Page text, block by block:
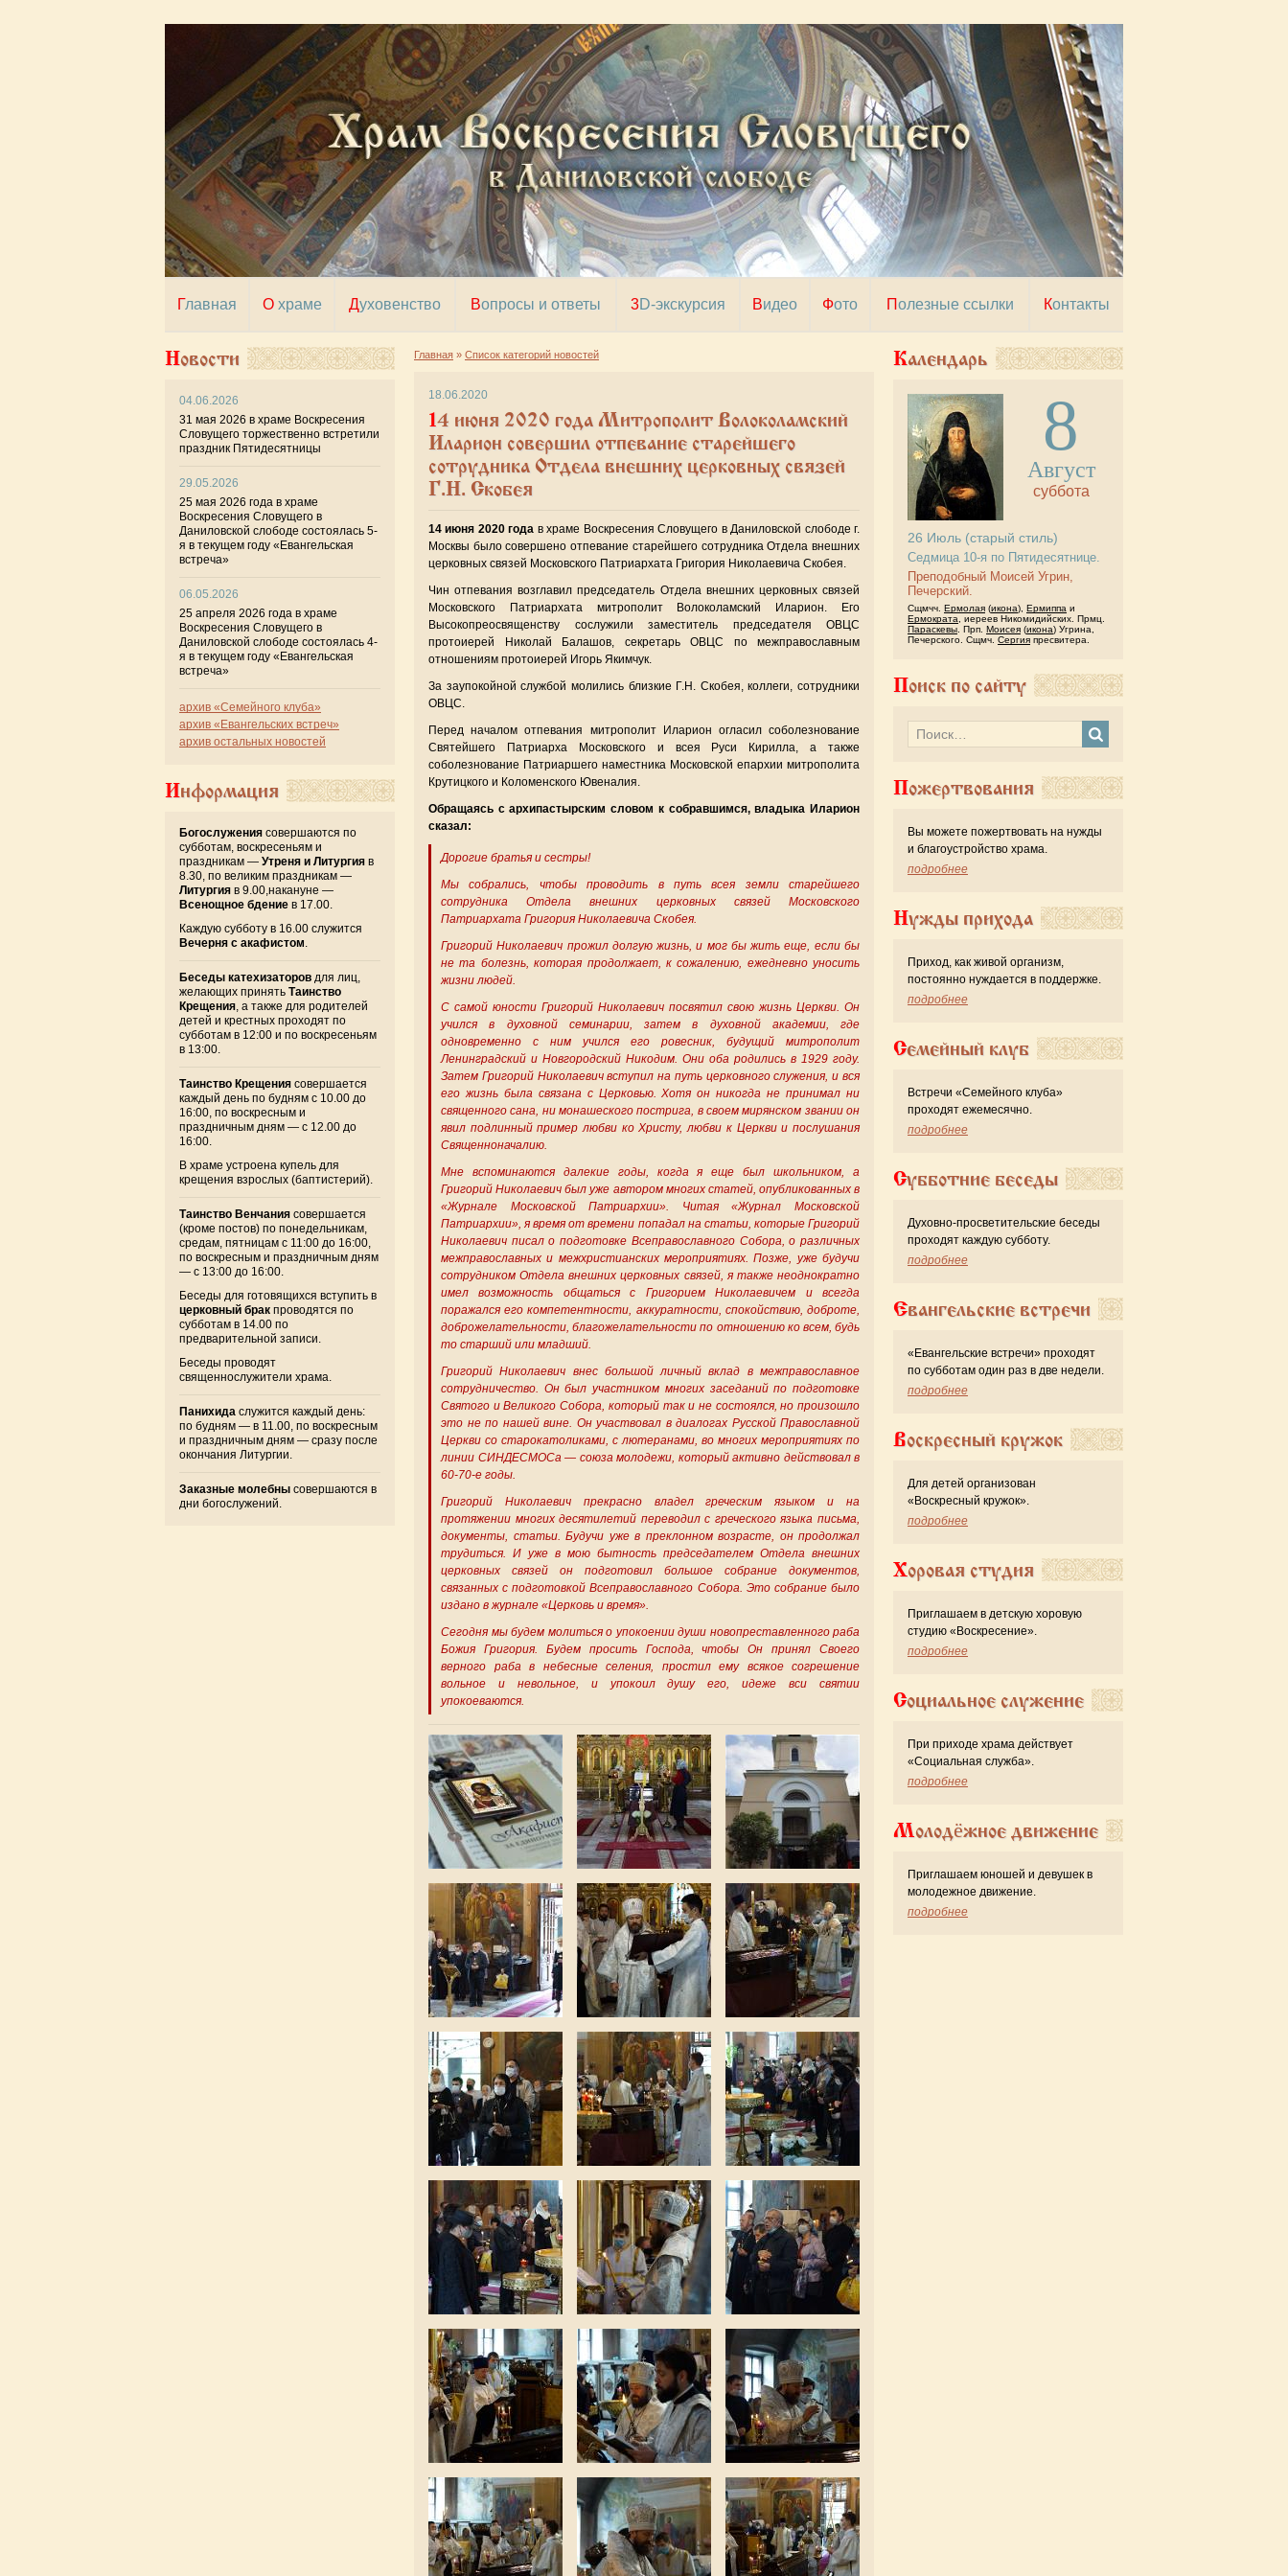
Главная О храме Духовенство Вопросы и ответы 3D-экскурсия Видео Фото Полезные ссылки Контакты
Главная » Список категорий новостей
18.06.2020
14 июня 2020 года Митрополит Волоколамский
Иларион совершил отпевание старейшего
сотрудника Отдела внешних церковных связей
Г.Н. Скобея
14 июня 2020 года в храме Воскресения Словущего в Даниловской слободе г.
Москвы было совершено отпевание старейшего сотрудника Отдела внешних
церковных связей Московского Патриархата Григория Николаевича Скобея.
Чин отпевания возглавил председатель Отдела внешних церковных связей
Московского Патриархата митрополит Волоколамский Иларион. Его
Высокопреосвященству сослужили заместитель председателя ОВЦС
протоиерей Николай Балашов, секретарь ОВЦС по межправославным
отношениям протоиерей Игорь Якимчук.
За заупокойной службой молились близкие Г.Н. Скобея, коллеги, сотрудники
ОВЦС.
Перед началом отпевания митрополит Иларион огласил соболезнование
Святейшего Патриарха Московского и всея Руси Кирилла, а также
соболезнование Патриаршего наместника Московской епархии митрополита
Крутицкого и Коломенского Ювеналия.
Обращаясь с архипастырским словом к собравшимся, владыка Иларион
сказал:
Дорогие братья и сестры!
Мы собрались, чтобы проводить в путь всея земли старейшего
сотрудника Отдела внешних церковных связей Московского
Патриархата Григория Николаевича Скобея.
Григорий Николаевич прожил долгую жизнь, и мог бы жить еще, если бы
не та болезнь, которая продолжает, к сожалению, ежедневно уносить
жизни людей.
С самой юности Григорий Николаевич посвятил свою жизнь Церкви. Он
учился в духовной семинарии, затем в духовной академии, где
одновременно с ним учился его ровесник, будущий митрополит
Ленинградский и Новгородский Никодим. Они оба родились в 1929 году.
Затем Григорий Николаевич вступил на путь церковного служения, и вся
его жизнь была связана с Церковью. Хотя он никогда не принимал ни
священного сана, ни монашеского пострига, в своем мирянском звании он
явил подлинный пример любви ко Христу, любви к Церкви и послушания
Священноначалию.
Мне вспоминаются далекие годы, когда я еще был школьником, а
Григорий Николаевич был уже автором многих статей, опубликованных в
«Журнале Московской Патриархии». Читая «Журнал Московской
Патриархии», я время от времени попадал на статьи, которые Григорий
Николаевич писал о подготовке Всеправославного Собора, о различных
межправославных и межхристианских мероприятиях. Позже, уже будучи
сотрудником Отдела внешних церковных связей, я также неоднократно
имел возможность общаться с Григорием Николаевичем и всегда
поражался его компетентности, аккуратности, спокойствию, доброте,
доброжелательности, благожелательности по отношению ко всем, будь
то старший или младший.
Григорий Николаевич внес большой личный вклад в межправославное
сотрудничество. Он был участником многих заседаний по подготовке
Святого и Великого Собора, который так и не состоялся, но произошло
это не по нашей вине. Он участвовал в диалогах Русской Православной
Церкви со старокатоликами, с лютеранами, во многих мероприятиях по
линии СИНДЕСМОСа — союза молодежи, который активно действовал в
60-70-е годы.
Григорий Николаевич прекрасно владел греческим языком и на
протяжении многих десятилетий переводил с греческого языка письма,
документы, статьи. Будучи уже в преклонном возрасте, он продолжал
трудиться. И уже в мою бытность председателем Отдела внешних
церковных связей он подготовил большое собрание документов,
связанных с подготовкой Всеправославного Собора. Это собрание было
издано в журнале «Церковь и время».
Сегодня мы будем молиться о упокоении души новопреставленного раба
Божия Григория. Будем просить Господа, чтобы Он принял Своего
верного раба в небесные селения, простил ему всякое согрешение
вольное и невольное, и упокоил душу его, идеже вси святии
упокоеваются.
Новости
04.06.2026
31 мая 2026 в храме Воскресения
Словущего торжественно встретили
праздник Пятидесятницы
29.05.2026
25 мая 2026 года в храме
Воскресения Словущего в
Даниловской слободе состоялась 5-
я в текущем году «Евангельская
встреча»
06.05.2026
25 апреля 2026 года в храме
Воскресения Словущего в
Даниловской слободе состоялась 4-
я в текущем году «Евангельская
встреча»
архив «Семейного клуба»
архив «Евангельских встреч»
архив остальных новостей
Информация
Богослужения совершаются по
субботам, воскресеньям и
праздникам — Утреня и Литургия в
8.30, по великим праздникам —
Литургия в 9.00,накануне —
Всенощное бдение в 17.00.
Каждую субботу в 16.00 служится
Вечерня с акафистом.
Беседы катехизаторов для лиц,
желающих принять Таинство
Крещения, а также для родителей
детей и крестных проходят по
субботам в 12:00 и по воскресеньям
в 13:00.
Таинство Крещения совершается
каждый день по будням с 10.00 до
16:00, по воскресным и
праздничным дням — с 12.00 до
16:00.
В храме устроена купель для
крещения взрослых (баптистерий).
Таинство Венчания совершается
(кроме постов) по понедельникам,
средам, пятницам с 11:00 до 16:00,
по воскресным и праздничным дням
— с 13:00 до 16:00.
Беседы для готовящихся вступить в
церковный брак проводятся по
субботам в 14.00 по
предварительной записи.
Беседы проводят
священнослужители храма.
Панихида служится каждый день:
по будням — в 11.00, по воскресным
и праздничным дням — сразу после
окончания Литургии.
Заказные молебны совершаются в
дни богослужений.
Календарь
8
Август
суббота
26 Июль (старый стиль)
Седмица 10-я по Пятидесятнице.
Преподобный Моисей Угрин,
Печерский.
Сщмчч. Ермолая (икона), Ермиппа и
Ермократа, иереев Никомидийских. Прмц.
Параскевы. Прп. Моисея (икона) Угрина,
Печерского. Сщмч. Сергия пресвитера.
Поиск по сайту
Пожертвования
Вы можете пожертвовать на нужды
и благоустройство храма.
подробнее
Нужды прихода
Приход, как живой организм,
постоянно нуждается в поддержке.
подробнее
Семейный клуб
Встречи «Семейного клуба»
проходят ежемесячно.
подробнее
Субботние беседы
Духовно-просветительские беседы
проходят каждую субботу.
подробнее
Евангельские встречи
«Евангельские встречи» проходят
по субботам один раз в две недели.
подробнее
Воскресный кружок
Для детей организован
«Воскресный кружок».
подробнее
Хоровая студия
Приглашаем в детскую хоровую
студию «Воскресение».
подробнее
Социальное служение
При приходе храма действует
«Cоциальная служба».
подробнее
Молодёжное движение
Приглашаем юношей и девушек в
молодежное движение.
подробнее